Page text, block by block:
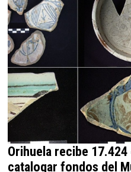
Orihuela recibe
catalogar fondos del